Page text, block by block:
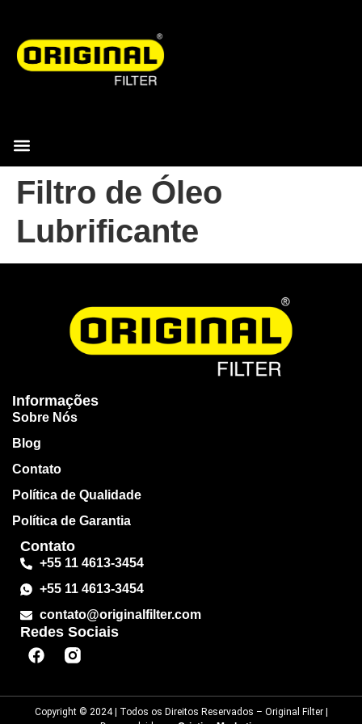
Filtro de Óleo
Lubrificante
Informações
Sobre Nós
Blog
Contato
Política de Qualidade
Política de Garantia
Contato
+55 11 4613-3454
+55 11 4613-3454
contato@originalfilter.com
Redes Sociais
Copyright © 2024 | Todos os Direitos Reservados – Original Filter |